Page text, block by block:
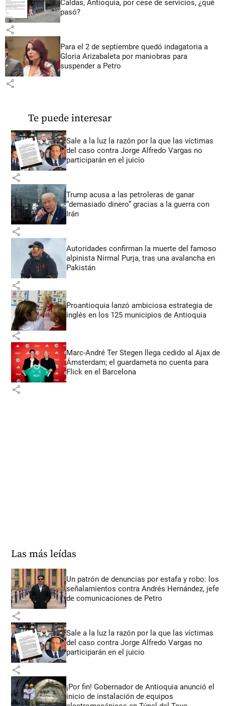
Caldas, Antioquia, por cese de servicios, ¿qué
pasó?
share
Para el 2 de septiembre quedó indagatoria a
Gloria Arizabaleta por maniobras para
suspender a Petro
share
Te puede interesar
Sale a la luz la razón por la que las víctimas
del caso contra Jorge Alfredo Vargas no
participarán en el juicio
share
Trump acusa a las petroleras de ganar
“demasiado dinero” gracias a la guerra con
Irán
share
Autoridades confirman la muerte del famoso
alpinista Nirmal Purja, tras una avalancha en
Pakistán
share
Proantioquia lanzó ambiciosa estrategia de
inglés en los 125 municipios de Antioquia
share
Marc-André Ter Stegen llega cedido al Ajax de
Ámsterdam; el guardameta no cuenta para
Flick en el Barcelona
share
Las más leídas
Un patrón de denuncias por estafa y robo: los
señalamientos contra Andrés Hernández, jefe
de comunicaciones de Petro
share
Sale a la luz la razón por la que las víctimas
del caso contra Jorge Alfredo Vargas no
participarán en el juicio
share
¡Por fin! Gobernador de Antioquia anunció el
inicio de instalación de equipos